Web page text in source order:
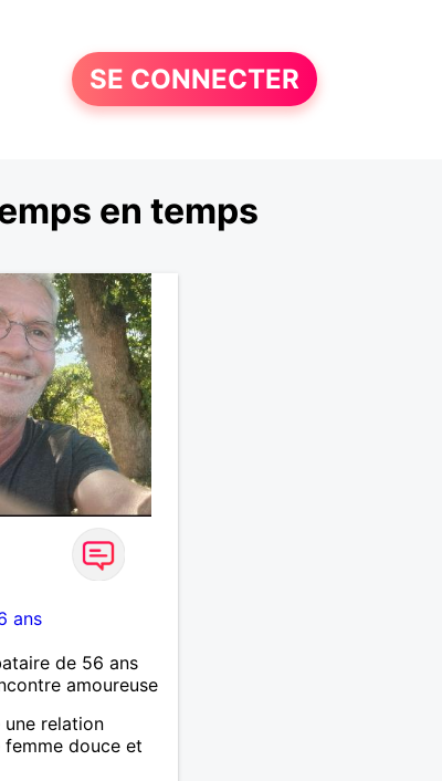
SE CONNECTER
en temps
ans
de 56 ans
amoureuse
relation
femme douce et